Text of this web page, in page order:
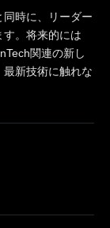
時に、リーダー
。将来的には
関連の新し
新技術に触れな